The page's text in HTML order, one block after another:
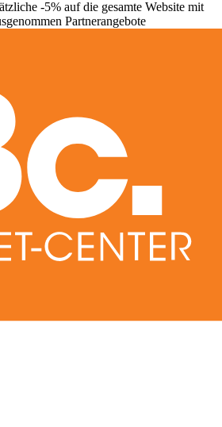
-5% auf die gesamte Website mit
Partnerangebote